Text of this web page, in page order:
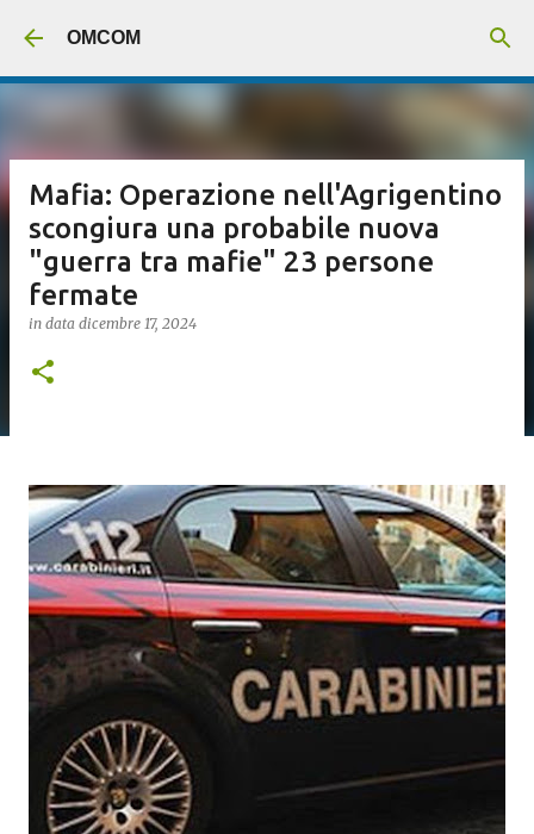
OMCOM
Mafia: Operazione nell'Agrigentino
scongiura una probabile nuova
"guerra tra mafie" 23 persone
fermate
in data dicembre 17, 2024